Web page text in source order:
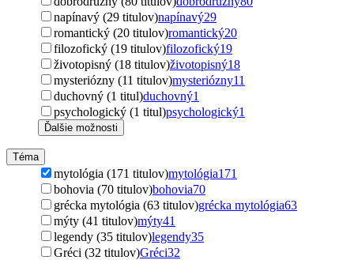
napínavý (29 titulov)napínavý29
romantický (20 titulov)romantický20
filozofický (19 titulov)filozofický19
životopisný (18 titulov)životopisný18
mysteriózny (11 titulov)mysteriózny11
duchovný (1 titul)duchovný1
psychologický (1 titul)psychologický1
Ďalšie možnosti
Téma
mytológia (171 titulov)mytológia171
bohovia (70 titulov)bohovia70
grécka mytológia (63 titulov)grécka mytológia63
mýty (41 titulov)mýty41
legendy (35 titulov)legendy35
Gréci (32 titulov)Gréci32